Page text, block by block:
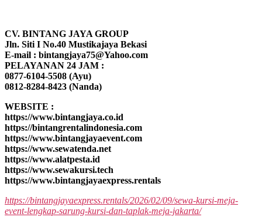
CV. BINTANG JAYA GROUP
Jln. Siti I No.40 Mustikajaya Bekasi
E-mail : bintangjaya75@Yahoo.com
PELAYANAN 24 JAM :
0877-6104-5508 (Ayu)
0812-8284-8423 (Nanda)
WEBSITE :
https://www.bintangjaya.co.id
https://bintangrentalindonesia.com
https://www.bintangjayaevent.com
https://www.sewatenda.net
https://www.alatpesta.id
https://www.sewakursi.tech
https://www.bintangjayaexpress.rentals
https://bintangjayaexpress.rentals/2026/02/09/sewa-kursi-meja-
event-lengkap-sarung-kursi-dan-taplak-meja-jakarta/